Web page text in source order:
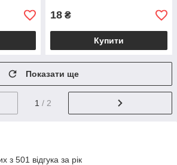
18 ₴
Купити
Показати ще
1 / 2
з 501 відгука за рік